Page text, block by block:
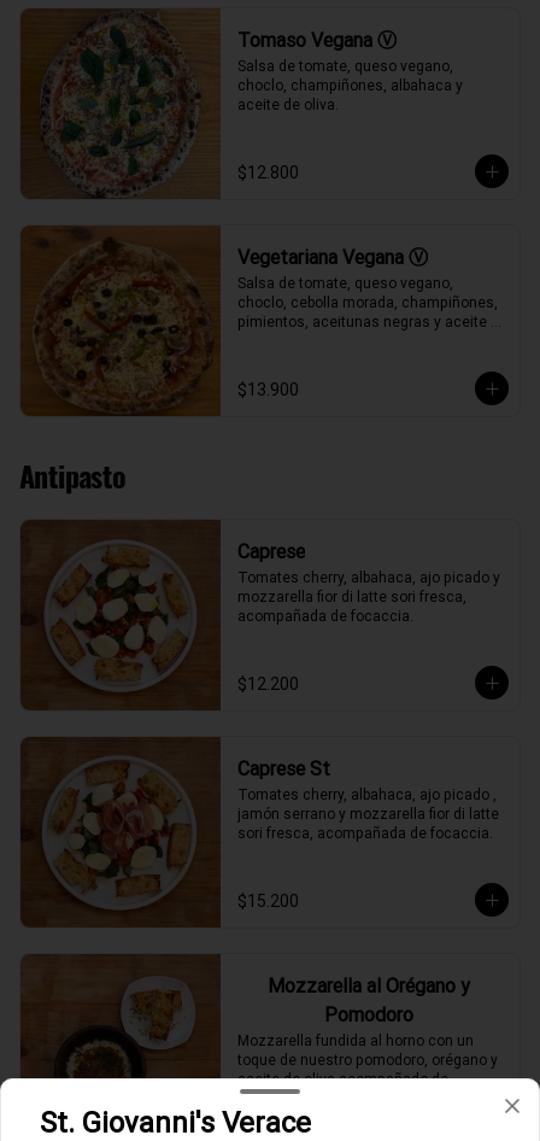
Tomaso Vegana Ⓥ
Salsa de tomate, queso vegano,
choclo, champiñones, albahaca y
aceite de oliva.
$12.800
Vegetariana Vegana Ⓥ
Salsa de tomate, queso vegano,
choclo, cebolla morada, champiñones,
pimientos, aceitunas negras y aceite
$13.900
Antipasto
Caprese
Tomates cherry, albahaca, ajo picado y
mozzarella fior di latte sori fresca,
acompañada de focaccia.
$12.200
Caprese St
Tomates cherry, albahaca, ajo picado ,
jamón serrano y mozzarella fior di latte
sori fresca, acompañada de focaccia.
$15.200
Mozzarella al Orégano y
Pomodoro
Mozzarella fundida al horno con un
toque de nuestro pomodoro, orégano y
aceite de oliva acompañado de
focaccia.
$9.100
St. Giovanni's Verace